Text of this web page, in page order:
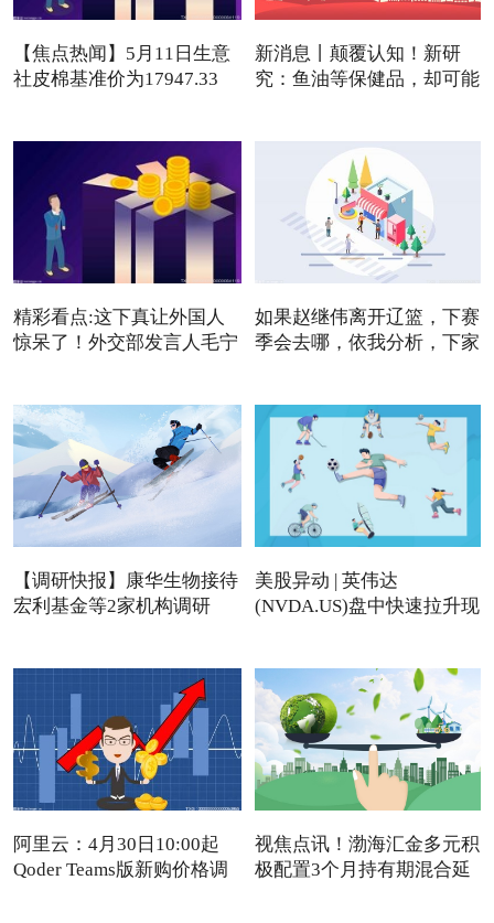
【焦点热闻】5月11日生意
社皮棉基准价为17947.33
新消息丨颠覆认知！新研
究：鱼油等保健品，却可能
精彩看点:这下真让外国人
惊呆了！外交部发言人毛宁
如果赵继伟离开辽篮，下赛
季会去哪，依我分析，下家
【调研快报】康华生物接待
宏利基金等2家机构调研
美股异动 | 英伟达
(NVDA.US)盘中快速拉升现
阿里云：4月30日10:00起
Qoder Teams版新购价格调
视焦点讯！渤海汇金多元积
极配置3个月持有期混合延